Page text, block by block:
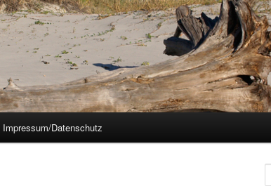
Impressum/Datenschutz
u